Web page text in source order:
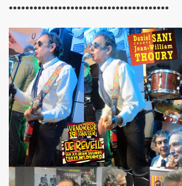
•••••••••••••••••••••••••••••••••••••••
de vague à l'âme", "Tendre
16 juillet 2019 a Paris pour son
concert le 27 juin 2019 a la
ses trois premiers concerts, les 29
album solo de YAROL POUPAUD.
avril 2019 a Paris pour la suite de l
concert") : chronique de son album
a toi" et concert le 19 octobre 2018 a